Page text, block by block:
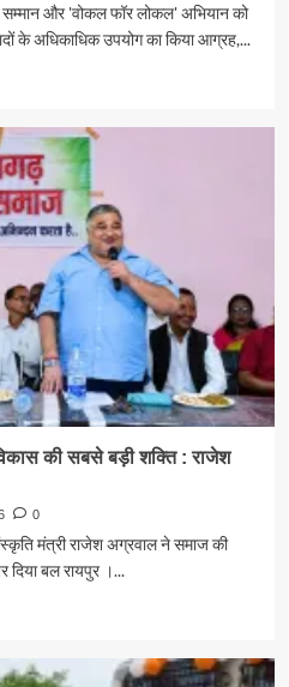
सम्मान और 'वोकल फॉर लोकल' अभियान को
के अधिकाधिक उपयोग का किया आग्रह,...
की सबसे बड़ी शक्ति : राजेश
0
मंत्री राजेश अग्रवाल ने समाज की
दिया बल रायपुर ।...